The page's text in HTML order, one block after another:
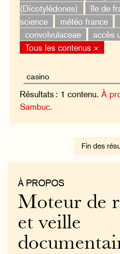
(Dicotylédones)
île de
science
météo france
convolvulaceae
accès
Tous les contenus ×
Résultats : 1 contenu.À
Sambuc.
Fin des
À PROPOS
Moteur de
et veille